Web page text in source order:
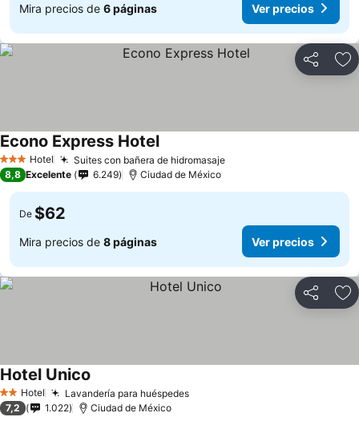
Mira precios de 6 páginas Ver precios
Compartir
3 Estrellas
Hotel Suites con bañera de hidromasaje
Econo Express Hotel
8,8 Excelente 6.249 Ciudad de México
De $62
Mira precios de 8 páginas Ver precios
Compartir
2 Estrellas
Hotel Lavandería para huéspedes
Hotel Unico
7,2 1.022 Ciudad de México